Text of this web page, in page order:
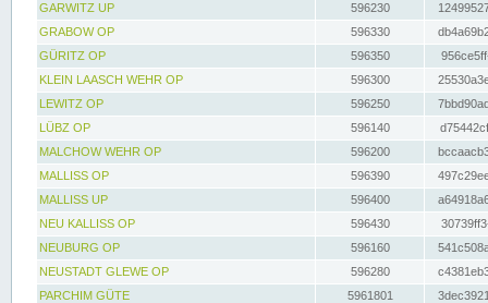
GARWITZ UP
596230
GRABOW OP
596330
GÜRITZ OP
596350
KLEIN LAASCH WEHR OP
596300
LEWITZ OP
596250
LÜBZ OP
596140
MALCHOW WEHR OP
596200
MALLISS OP
596390
MALLISS UP
596400
NEU KALLISS OP
596430
NEUBURG OP
596160
NEUSTADT GLEWE OP
596280
PARCHIM GÜTE
5961801